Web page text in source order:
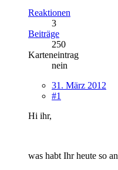
Reaktionen
3
Beiträge
250
Karteneintrag
nein
31. März 2012
#1
Hi ihr,
was habt Ihr heute so